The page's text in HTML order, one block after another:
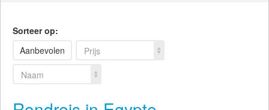
Sorteer op:
Aanbevolen
Prijs
Naam